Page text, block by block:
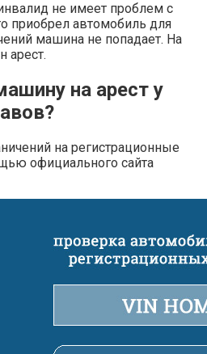
не имеет проблем с
приобрел автомобиль для
машина не попадает. На
арест.
на арест у
на регистрационные
официального сайта